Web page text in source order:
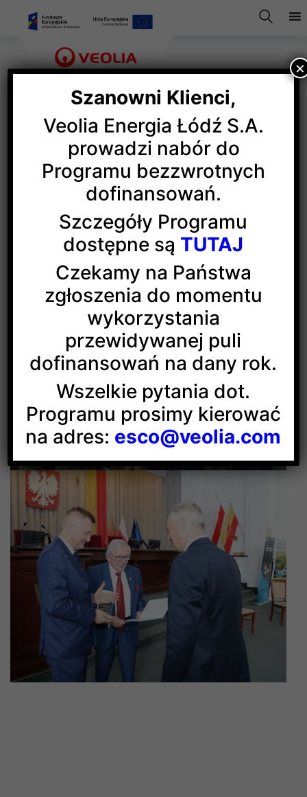
Veolia z medalem SEP
Veolia Energia Łódź została uhonorowana
okolicznościowym medalem „Za zasługi dla oddziału
łódzkiego SEP”. W imieniu spółki odebrał go Jacek
Chmielecki.
Wręczenie medali odbyło się podczas uroczystej
Oddziału Łódzkiego SEPz okazji jubileuszu
600-lecia Łodzi w Dużej Sali Obrad Urzędu Miasta
Łodzi. W 2023 roku, w którym przypadają
te urodziny, Oddział Łódzki SEP obchodzi 104.
rocznicę powstania. Jubilatowi gratulujemy!
Szanowni Klienci,
Veolia Energia Łódź S.A.
prowadzi nabór do
Programu bezzwrotnych
dofinansowań.
Szczegóły Programu
dostępne są TUTAJ
Czekamy na Państwa
zgłoszenia do momentu
wykorzystania
przewidywanej puli
dofinansowań na dany rok.
Wszelkie pytania dot.
Programu prosimy kierować
na adres: esco@veolia.com
×